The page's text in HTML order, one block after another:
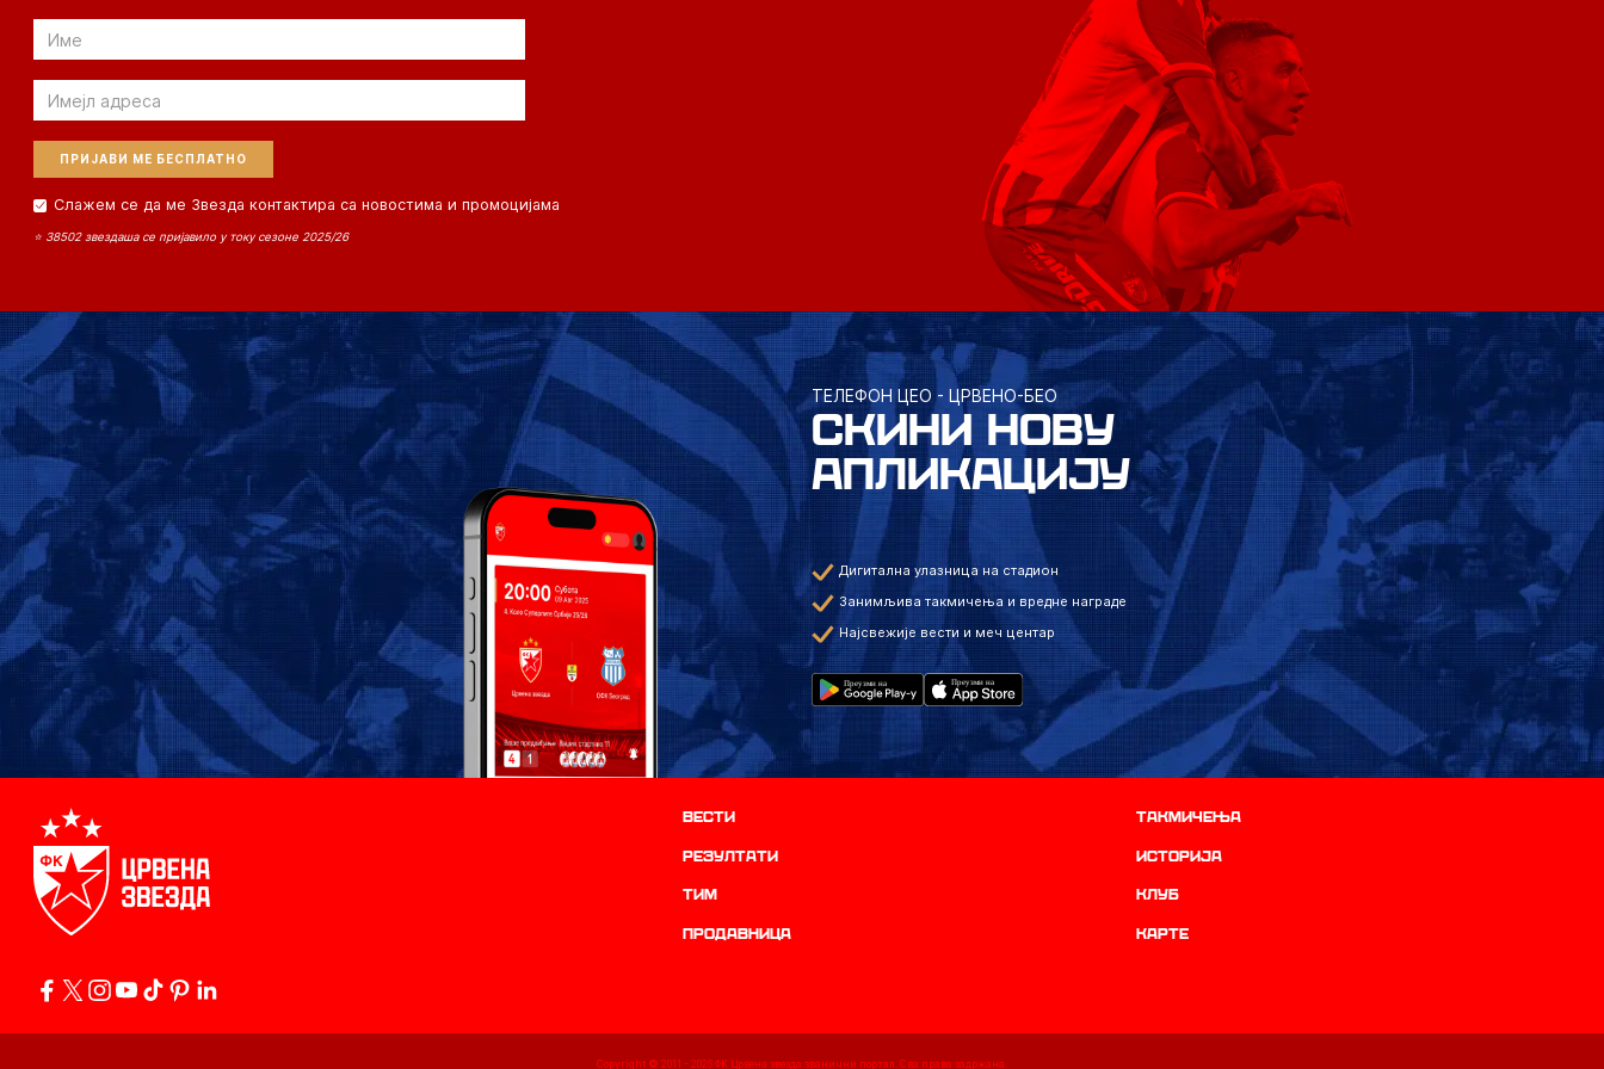
Email
Email
Слажем се да ме Звезда контактира са новостима и промоцијама
⭐ 38502 звездаша се пријавило у току сезоне 2025/26
ТЕЛЕФОН ЦЕО - ЦРВЕНО-БЕО
СКИНИ НОВУ
АПЛИКАЦИЈУ
Дигитална улазница на стадион
Занимљива такмичења и вредне награде
Најсвежије вести и меч центар
Вести Такмичења
резултати историја
ТИМ Клуб
продавница Карте
Copyright © 2011 - 2026ФК Црвена звезда званични портал. Сва права задржана.